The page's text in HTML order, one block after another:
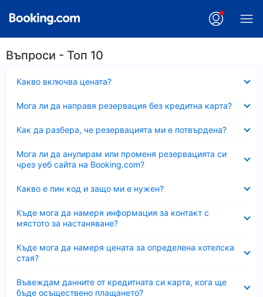
Въпроси - Топ 10
Какво включва цената?
Мога ли да направя резервация без кредитна карта?
Как да разбера, че резервацията ми е потвърдена?
Мога ли да анулирам или променя резервацията си
чрез уеб сайта на Booking.com?
Какво е пин код и защо ми е нужен?
Къде мога да намеря информация за контакт с
мястото за настаняване?
Къде мога да намеря цената за определена хотелска
стая?
Въвеждам данните от кредитната си карта, кога ще
бъде осъществено плащането?